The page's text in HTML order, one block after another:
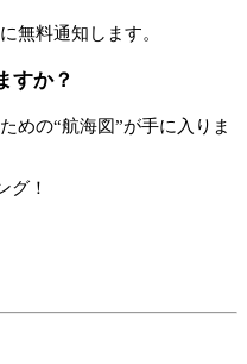
無料通知します。
すか？
めの“航海図”が手に入りま
グ！